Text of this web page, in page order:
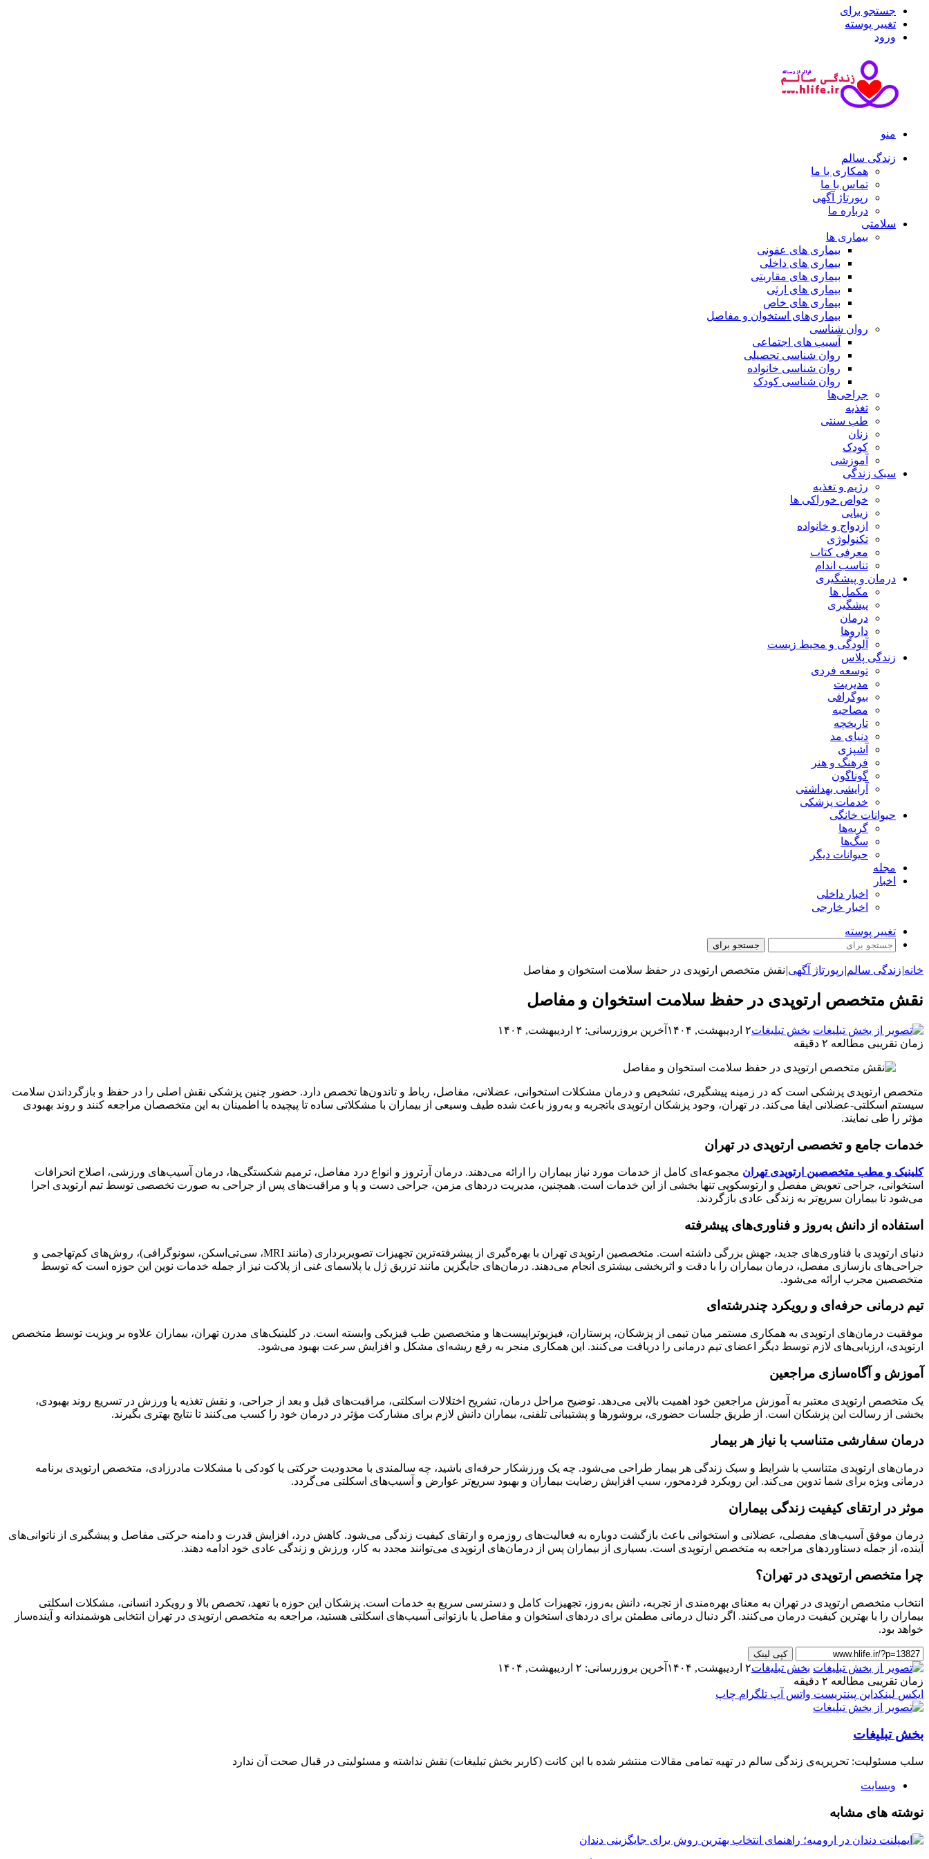
جستجو برای
تغییر پوسته
ورود
منو
زندگی سالم
همکاری با ما
تماس با ما
رپورتاژ آگهی
درباره ما
سلامتی
بیماری ها
بیماری های عفونی
بیماری های داخلی
بیماری های مقاربتی
بیماری های ارثی
بیماری های خاص
بیماری‌های استخوان و مفاصل
روان شناسی
آسیب های اجتماعی
روان شناسی تحصیلی
روان شناسی خانواده
روان شناسی کودک
جراحی‌ها
تغذیه
طب سنتی
زنان
کودک
آموزشی
سبک زندگی
رژیم و تغذیه
خواص خوراکی ها
زیبایی
ازدواج و خانواده
تکنولوژی
معرفی کتاب
تناسب اندام
درمان و پیشگیری
مکمل ها
پیشگیری
درمان
داروها
آلودگی و محیط زیست
زندگی پلاس
توسعه فردی
مدیریت
بیوگرافی
مصاحبه
تاریخچه
دنیای مد
آشپزی
فرهنگ و هنر
گوناگون
آرایشی بهداشتی
خدمات پزشکی
حیوانات خانگی
گربه‌ها
سگ‌ها
حیوانات دیگر
مجله
اخبار
اخبار داخلی
اخبار خارجی
تغییر پوسته
جستجو برای
خانه|زندگی سالم|رپورتاژ آگهی|نقش متخصص ارتوپدی در حفظ سلامت استخوان و مفاصل
نقش متخصص ارتوپدی در حفظ سلامت استخوان و مفاصل
بخش تبلیغات۲ اردیبهشت, ۱۴۰۴
آخرین بروزرسانی: ۲ اردیبهشت, ۱۴۰۴
زمان تقریبی مطالعه ۲ دقیقه
متخصص ارتوپدی پزشکی است که در زمینه پیشگیری، تشخیص و درمان مشکلات استخوانی، عضلانی، مفاصل، رباط و تاندون‌ها تخصص دارد. حضور چنین پزشکی نقش اصلی را در حفظ و بازگرداندن سلامت
سیستم اسکلتی-عضلانی ایفا می‌کند. در تهران، وجود پزشکان ارتوپدی باتجربه و به‌روز باعث شده طیف وسیعی از بیماران با مشکلاتی ساده تا پیچیده با اطمینان به این متخصصان مراجعه کنند و روند بهبودی
مؤثر را طی نمایند.
خدمات جامع و تخصصی ارتوپدی در تهران
کلینیک و مطب‌ متخصصین ارتوپدی تهران مجموعه‌ای کامل از خدمات مورد نیاز بیماران را ارائه می‌دهند. درمان آرتروز و انواع درد مفاصل، ترمیم شکستگی‌ها، درمان آسیب‌های ورزشی، اصلاح انحرافات
استخوانی، جراحی تعویض مفصل و ارتوسکوپی تنها بخشی از این خدمات است. همچنین، مدیریت دردهای مزمن، جراحی دست و پا و مراقبت‌های پس از جراحی به صورت تخصصی توسط تیم ارتوپدی اجرا
می‌شود تا بیماران سریع‌تر به زندگی عادی بازگردند.
استفاده از دانش به‌روز و فناوری‌های پیشرفته
دنیای ارتوپدی با فناوری‌های جدید، جهش بزرگی داشته است. متخصصین ارتوپدی تهران با بهره‌گیری از پیشرفته‌ترین تجهیزات تصویربرداری (مانند MRI، سی‌تی‌اسکن، سونوگرافی)، روش‌های کم‌تهاجمی و
جراحی‌های بازسازی مفصل، درمان بیماران را با دقت و اثربخشی بیشتری انجام می‌دهند. درمان‌های جایگزین مانند تزریق ژل یا پلاسمای غنی از پلاکت نیز از جمله خدمات نوین این حوزه است که توسط
متخصصین مجرب ارائه می‌شود.
تیم درمانی حرفه‌ای و رویکرد چندرشته‌ای
موفقیت درمان‌های ارتوپدی به همکاری مستمر میان تیمی از پزشکان، پرستاران، فیزیوتراپیست‌ها و متخصصین طب فیزیکی وابسته است. در کلینیک‌های مدرن تهران، بیماران علاوه بر ویزیت توسط متخصص
ارتوپدی، ارزیابی‌های لازم توسط دیگر اعضای تیم درمانی را دریافت می‌کنند. این همکاری منجر به رفع ریشه‌ای مشکل و افزایش سرعت بهبود می‌شود.
آموزش و آگاه‌سازی مراجعین
یک متخصص ارتوپدی معتبر به آموزش مراجعین خود اهمیت بالایی می‌دهد. توضیح مراحل درمان، تشریح اختلالات اسکلتی، مراقبت‌های قبل و بعد از جراحی، و نقش تغذیه یا ورزش در تسریع روند بهبودی،
بخشی از رسالت این پزشکان است. از طریق جلسات حضوری، بروشورها و پشتیبانی تلفنی، بیماران دانش لازم برای مشارکت مؤثر در درمان خود را کسب می‌کنند تا نتایج بهتری بگیرند.
درمان سفارشی متناسب با نیاز هر بیمار
درمان‌های ارتوپدی متناسب با شرایط و سبک زندگی هر بیمار طراحی می‌شود. چه یک ورزشکار حرفه‌ای باشید، چه سالمندی با محدودیت حرکتی یا کودکی با مشکلات مادرزادی، متخصص ارتوپدی برنامه
درمانی ویژه برای شما تدوین می‌کند. این رویکرد فردمحور، سبب افزایش رضایت بیماران و بهبود سریع‌تر عوارض و آسیب‌های اسکلتی می‌گردد.
موثر در ارتقای کیفیت زندگی بیماران
درمان موفق آسیب‌های مفصلی، عضلانی و استخوانی باعث بازگشت دوباره به فعالیت‌های روزمره و ارتقای کیفیت زندگی می‌شود. کاهش درد، افزایش قدرت و دامنه حرکتی مفاصل و پیشگیری از ناتوانی‌های
آینده، از جمله دستاوردهای مراجعه به متخصص ارتوپدی است. بسیاری از بیماران پس از درمان‌های ارتوپدی می‌توانند مجدد به کار، ورزش و زندگی عادی خود ادامه دهند.
چرا متخصص ارتوپدی در تهران؟
انتخاب متخصص ارتوپدی در تهران به معنای بهره‌مندی از تجربه، دانش به‌روز، تجهیزات کامل و دسترسی سریع به خدمات است. پزشکان این حوزه با تعهد، تخصص بالا و رویکرد انسانی، مشکلات اسکلتی
بیماران را با بهترین کیفیت درمان می‌کنند. اگر دنبال درمانی مطمئن برای دردهای استخوان و مفاصل یا بازتوانی آسیب‌های اسکلتی هستید، مراجعه به متخصص ارتوپدی در تهران انتخابی هوشمندانه و آینده‌ساز
خواهد بود.
کپی لینک
بخش تبلیغات۲ اردیبهشت, ۱۴۰۴
آخرین بروزرسانی: ۲ اردیبهشت, ۱۴۰۴
زمان تقریبی مطالعه ۲ دقیقه
ایکس لینکداین پینتریست واتس آپ تلگرام چاپ
بخش تبلیغات
سلب‌ مسئولیت: تحریریه‌ی زندگی سالم در تهیه‌ تمامی مقالات منتشر شده با این کانت (کاربر بخش تبلیغات) نقش نداشته و مسئولیتی در قبال صحت آن ندارد
وبسایت
نوشته های مشابه